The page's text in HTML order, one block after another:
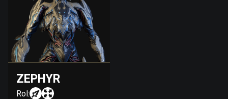
ZEPHYR
Rol: